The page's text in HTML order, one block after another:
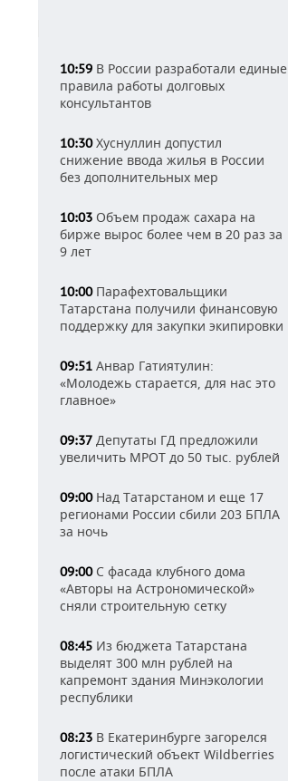
10:59 В России разработали единые
правила работы долговых
консультантов
10:30Хуснуллин допустил
снижение ввода жилья в России
без дополнительных мер
10:03 Объем продаж сахара на
бирже вырос более чем в 20 раз за
9 лет
10:00Парафехтовальщики
Татарстана получили финансовую
поддержку для закупки экипировки
09:51 Анвар Гатиятулин:
«Молодежь старается, для нас это
главное»
09:37 Депутаты ГД предложили
увеличить МРОТ до 50 тыс. рублей
09:00Над Татарстаном и еще 17
регионами России сбили 203 БПЛА
за ночь
09:00С фасада клубного дома
«Авторы на Астрономической»
сняли строительную сетку
08:45 Из бюджета Татарстана
выделят 300 млн рублей на
капремонт здания Минэкологии
республики
08:23 В Екатеринбурге загорелся
логистический объект Wildberries
после атаки БПЛА